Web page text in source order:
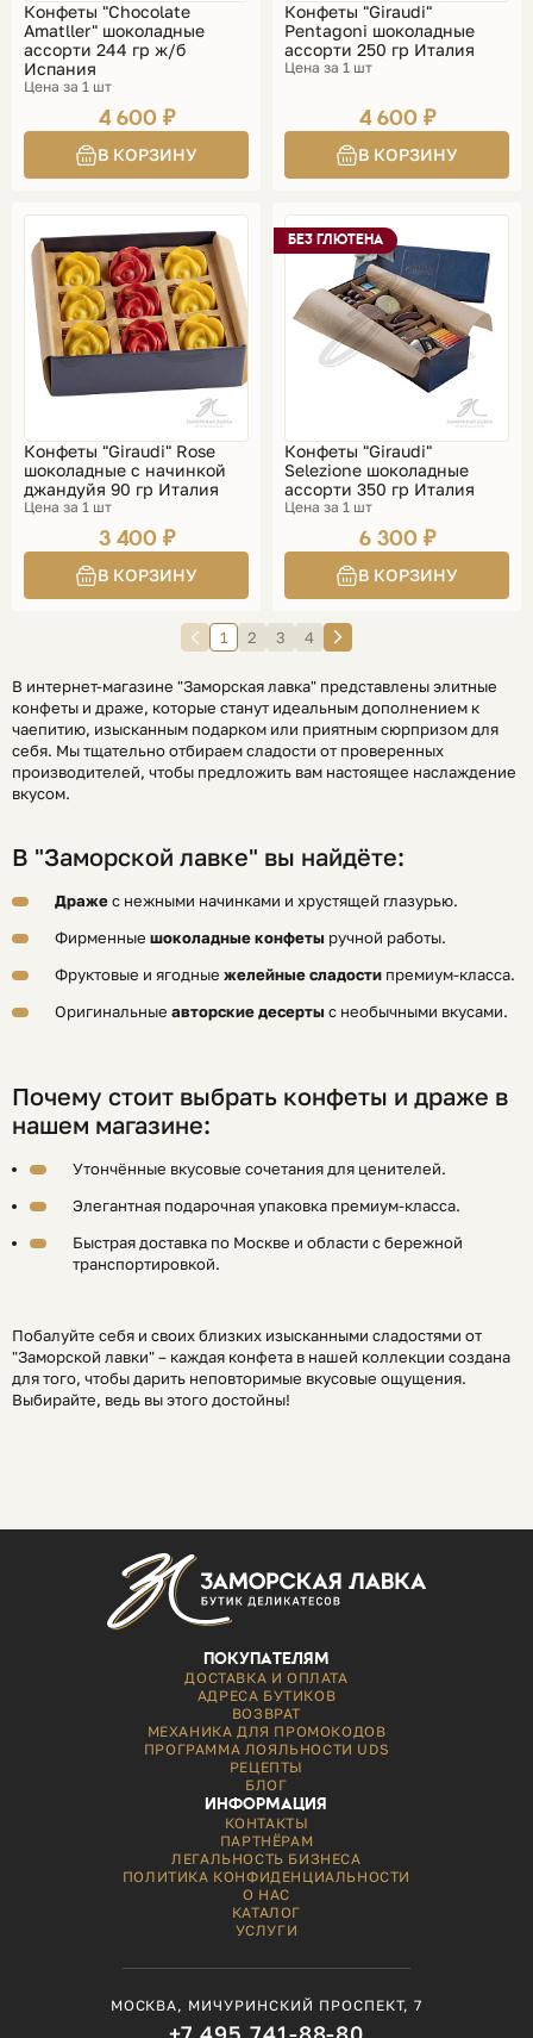
Конфеты "Chocolate
Amatller" шоколадные
ассорти 244 гр ж/б
Испания
Цена за 1 шт
4 600 ₽
Конфеты "Giraudi"
Pentagoni шоколадные
ассорти 250 гр Италия
Цена за 1 шт
4 600 ₽
Конфеты "Giraudi" Rose
шоколадные с начинкой
джандуйя 90 гр Италия
Цена за 1 шт
3 400 ₽
БЕЗ ГЛЮТЕНА
Конфеты "Giraudi"
Selezione шоколадные
ассорти 350 гр Италия
Цена за 1 шт
6 300 ₽
1 2 3 4
В интернет-магазине "Заморская лавка" представлены элитные
конфеты и драже, которые станут идеальным дополнением к
чаепитию, изысканным подарком или приятным сюрпризом для
себя. Мы тщательно отбираем сладости от проверенных
производителей, чтобы предложить вам настоящее наслаждение
вкусом.
В "Заморской лавке" вы найдёте:
Дражес нежными начинками и хрустящей глазурью.
Фирменные шоколадные конфеты ручной работы.
Фруктовые и ягодные желейные сладости премиум-класса.
Оригинальные авторские десерты с необычными вкусами.
Почему стоит выбрать конфеты и драже в
нашем магазине:
Утончённые вкусовые сочетания для ценителей.
Элегантная подарочная упаковка премиум-класса.
Быстрая доставка по Москве и области с бережной
транспортировкой.
Побалуйте себя и своих близких изысканными сладостями от
"Заморской лавки" – каждая конфета в нашей коллекции создана
для того, чтобы дарить неповторимые вкусовые ощущения.
Выбирайте, ведь вы этого достойны!
ПОКУПАТЕЛЯМ
ДОСТАВКА И ОПЛАТА
АДРЕСА БУТИКОВ
ВОЗВРАТ
МЕХАНИКА ДЛЯ ПРОМОКОДОВ
ПРОГРАММА ЛОЯЛЬНОСТИ UDS
РЕЦЕПТЫ
БЛОГ
ИНФОРМАЦИЯ
КОНТАКТЫ
ПАРТНЁРАМ
ЛЕГАЛЬНОСТЬ БИЗНЕСА
ПОЛИТИКА КОНФИДЕНЦИАЛЬНОСТИ
О НАС
КАТАЛОГ
УСЛУГИ
МОСКВА, МИЧУРИНСКИЙ ПРОСПЕКТ, 7